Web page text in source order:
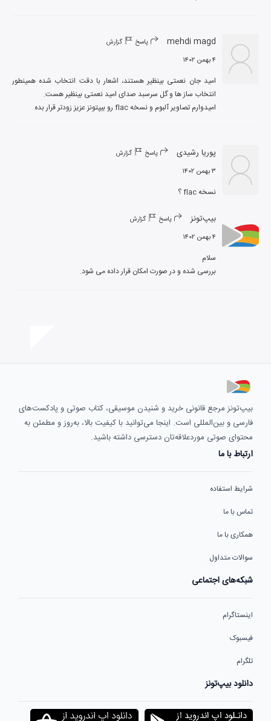
mehdi magd پاسخ گزارش
۴ بهمن ۱۴۰۲
امید جان نعمتی بینظیر هستند، اشعار با دقت انتخاب شده همینطور
امیدوارم تصاویر آلبوم و نسخه flac رو بیپتونز عزیز زودتر قرار بده
پوریا رشیدی پاسخ گزارش
۳ بهمن ۱۴۰۲
نسخه flac ؟
بیپ‌تونز پاسخ گزارش
۴ بهمن ۱۴۰۲
بررسی شده و در صورت امکان قرار داده می شود.
بیپ‌تونز مرجع قانونی خرید و شنیدن موسیقی، کتاب صوتی و پادکست‌های
فارسی و بین‌المللی است. اینجا می‌توانید با کیفیت بالا، به‌روز و مطمئن به
محتوای صوتی موردعلاقه‌تان دسترسی داشته باشید.
ارتباط با ما
شرایط استفاده
تماس با ما
همکاری با ما
سوالات متداول
شبکه‌های اجتماعی
اینستاگرام
فیسبوک
تلگرام
دانلود بیپ‌تونز